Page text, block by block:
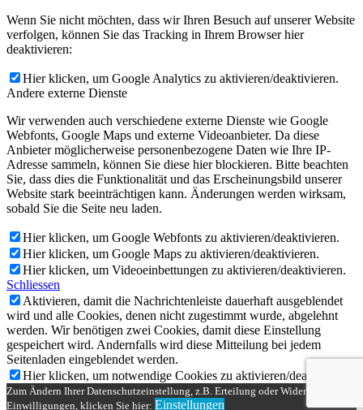
Wenn Sie nicht möchten, dass wir Ihren Besuch auf unserer Website
verfolgen, können Sie das Tracking in Ihrem Browser hier
deaktivieren:
Hier klicken, um Google Analytics zu aktivieren/deaktivieren.
Andere externe Dienste
Wir verwenden auch verschiedene externe Dienste wie Google
Webfonts, Google Maps und externe Videoanbieter. Da diese
Anbieter möglicherweise personenbezogene Daten wie Ihre IP-
Adresse sammeln, können Sie diese hier blockieren. Bitte beachten
Sie, dass dies die Funktionalität und das Erscheinungsbild unserer
Website stark beeinträchtigen kann. Änderungen werden wirksam,
sobald Sie die Seite neu laden.
Hier klicken, um Google Webfonts zu aktivieren/deaktivieren.
Hier klicken, um Google Maps zu aktivieren/deaktivieren.
Hier klicken, um Videoeinbettungen zu aktivieren/deaktivieren.
Schliessen
Aktivieren, damit die Nachrichtenleiste dauerhaft ausgeblendet
wird und alle Cookies, denen nicht zugestimmt wurde, abgelehnt
werden. Wir benötigen zwei Cookies, damit diese Einstellung
gespeichert wird. Andernfalls wird diese Mitteilung bei jedem
Seitenladen eingeblendet werden.
Hier klicken, um notwendige Cookies zu aktivieren/deaktivieren.
Zum Ändern Ihrer Datenschutzeinstellung, z.B. Erteilung oder Widerruf von
Einwilligungen, klicken Sie hier: Einstellungen